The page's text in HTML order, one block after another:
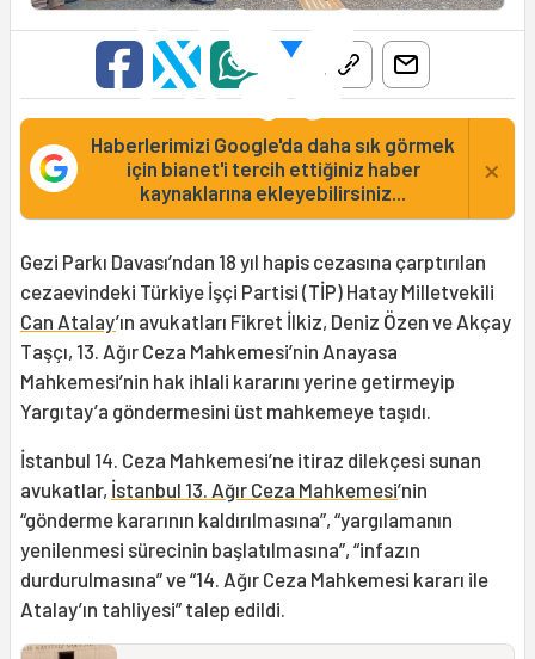
Haberlerimizi Google'da daha sık görmek
için bianet'i tercih ettiğiniz haber
kaynaklarına ekleyebilirsiniz...
×
Gezi Parkı Davası’ndan 18 yıl hapis cezasına çarptırılan
cezaevindeki Türkiye İşçi Partisi (TİP) Hatay Milletvekili
Can Atalay’ın avukatları Fikret İlkiz, Deniz Özen ve Akçay
Taşçı, 13. Ağır Ceza Mahkemesi’nin Anayasa
Mahkemesi’nin hak ihlali kararını yerine getirmeyip
Yargıtay’a göndermesini üst mahkemeye taşıdı.
İstanbul 14. Ceza Mahkemesi’ne itiraz dilekçesi sunan
avukatlar, İstanbul 13. Ağır Ceza Mahkemesi’nin
“gönderme kararının kaldırılmasına”, “yargılamanın
yenilenmesi sürecinin başlatılmasına”, “infazın
durdurulmasına” ve “14. Ağır Ceza Mahkemesi kararı ile
Atalay’ın tahliyesi” talep edildi.